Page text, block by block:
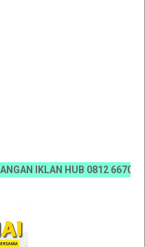
IKLAN HUB 0812 6670